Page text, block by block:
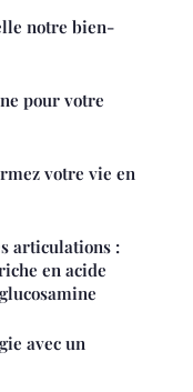
notre bien-
pour votre
votre vie en
articulations :
en acide
avec un